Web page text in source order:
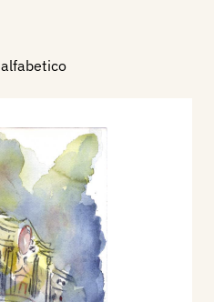
alfabetico